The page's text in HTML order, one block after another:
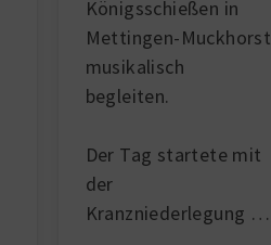
Königsschießen in
Mettingen-Muckhorst
musikalisch
begleiten.
Der Tag startete mit
der
Kranzniederlegung …